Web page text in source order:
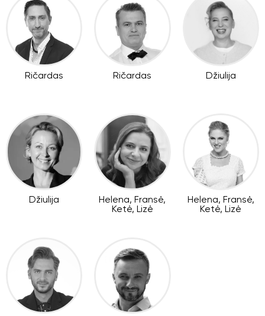
Ričardas Ričardas Džiulija
Džiulija
Helena, Fransė,
Ketė, Lizė
Helena, Fransė,
Ketė, Lizė